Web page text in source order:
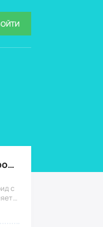
Roblox (Мод, Много робуксов)
с